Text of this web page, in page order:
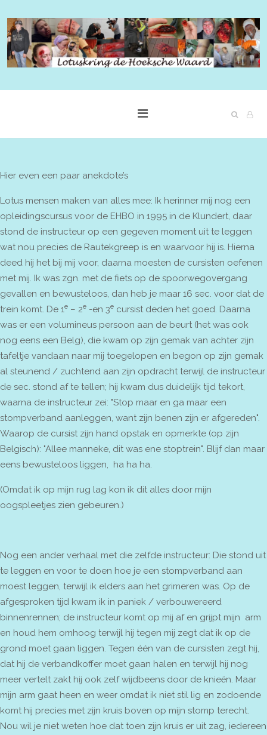
Hier even een paar anekdote’s
Lotus mensen maken van alles mee: Ik herinner mij nog een
opleidingscursus voor de EHBO in 1995 in de Klundert, daar
stond de instructeur op een gegeven moment uit te leggen
wat nou precies de Rautekgreep is en waarvoor hij is. Hierna
deed hij het bij mij voor, daarna moesten de cursisten oefenen
met mij. Ik was zgn. met de fiets op de spoorwegovergang
gevallen en bewusteloos, dan heb je maar 16 sec. voor dat de
trein komt. De 1e – 2e -en 3e cursist deden het goed. Daarna
was er een volumineus persoon aan de beurt (het was ook
nog eens een Belg), die kwam op zijn gemak van achter zijn
tafeltje vandaan naar mij toegelopen en begon op zijn gemak
al steunend / zuchtend aan zijn opdracht terwijl de instructeur
de sec. stond af te tellen; hij kwam dus duidelijk tijd tekort,
waarna de instructeur zei: "Stop maar en ga maar een
stompverband aanleggen, want zijn benen zijn er afgereden".
Waarop de cursist zijn hand opstak en opmerkte (op zijn
Belgisch): "Allee manneke, dit was ene stoptrein". Blijf dan maar
eens bewusteloos liggen, ha ha ha.
(Omdat ik op mijn rug lag kon ik dit alles door mijn
oogspleetjes zien gebeuren.)
Nog een ander verhaal met die zelfde instructeur: Die stond uit
te leggen en voor te doen hoe je een stompverband aan
moest leggen, terwijl ik elders aan het grimeren was. Op de
afgesproken tijd kwam ik in paniek / verbouwereerd
binnenrennen; de instructeur komt op mij af en grijpt mijn arm
en houd hem omhoog terwijl hij tegen mij zegt dat ik op de
grond moet gaan liggen. Tegen één van de cursisten zegt hij,
dat hij de verbandkoffer moet gaan halen en terwijl hij nog
meer vertelt zakt hij ook zelf wijdbeens door de knieën. Maar
mijn arm gaat heen en weer omdat ik niet stil lig en zodoende
komt hij precies met zijn kruis boven op mijn stomp terecht.
Nou wil je niet weten hoe dat toen zijn kruis er uit zag, iedereen